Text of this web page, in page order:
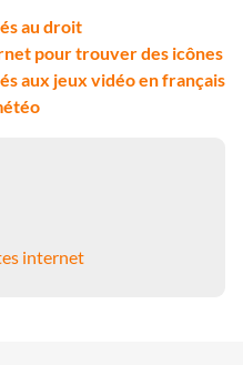
au droit
pour trouver des icônes
aux jeux vidéo en français
internet